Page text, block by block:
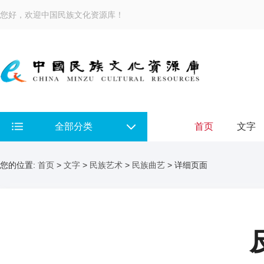
您好，欢迎中国民族文化资源库！
全部分类 首页 文字
您的位置: 首页 > 文字 > 民族艺术 > 民族曲艺 > 详细页面